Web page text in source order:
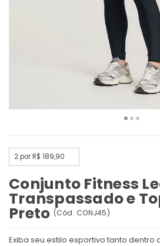
2 por R$ 189,90
Conjunto Fitness
Transpassado e
Preto (Cód. CONJ45)
Exiba seu estilo esportivo tanto dentro